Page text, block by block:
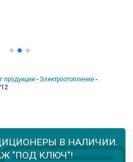
продукции - Электроотопление -
12
В НАЛИЧИИ.
"ПОД КЛЮЧ"!